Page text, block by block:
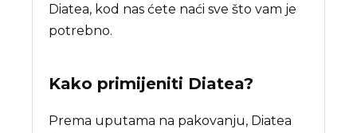
Diatea, kod nas ćete naći sve što vam je
potrebno.
Kako primijeniti Diatea?
Prema uputama na pakovanju, Diatea